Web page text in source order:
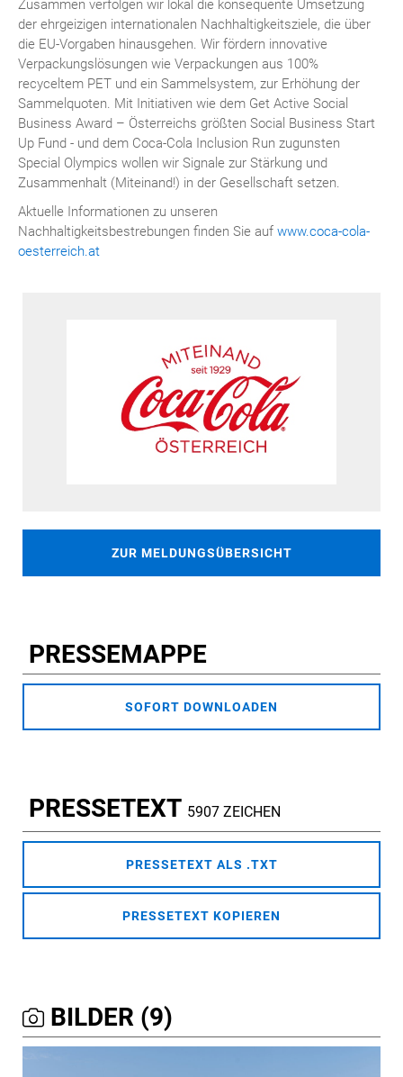
Zusammen verfolgen wir lokal die konsequente Umsetzung
der ehrgeizigen internationalen Nachhaltigkeitsziele, die über
die EU-Vorgaben hinausgehen. Wir fördern innovative
Verpackungslösungen wie Verpackungen aus 100%
recyceltem PET und ein Sammelsystem, zur Erhöhung der
Sammelquoten. Mit Initiativen wie dem Get Active Social
Business Award – Österreichs größten Social Business Start
Up Fund - und dem Coca-Cola Inclusion Run zugunsten
Special Olympics wollen wir Signale zur Stärkung und
Zusammenhalt (Miteinand!) in der Gesellschaft setzen.
Aktuelle Informationen zu unseren
Nachhaltigkeitsbestrebungen finden Sie auf www.coca-cola-
oesterreich.at
ZUR MELDUNGSÜBERSICHT
PRESSEMAPPE
SOFORT DOWNLOADEN
PRESSETEXT 5907 ZEICHEN
PRESSETEXT ALS .TXT
PRESSETEXT KOPIEREN
BILDER (9)